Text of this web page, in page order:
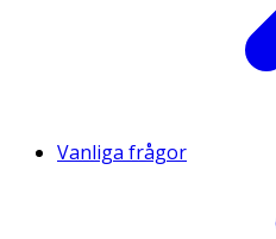
Vanliga frågor